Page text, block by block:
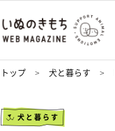
トップ 犬と暮らす
犬と暮らす